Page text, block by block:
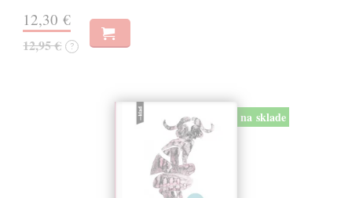
12,30 €
12,95 € ?
na sklade